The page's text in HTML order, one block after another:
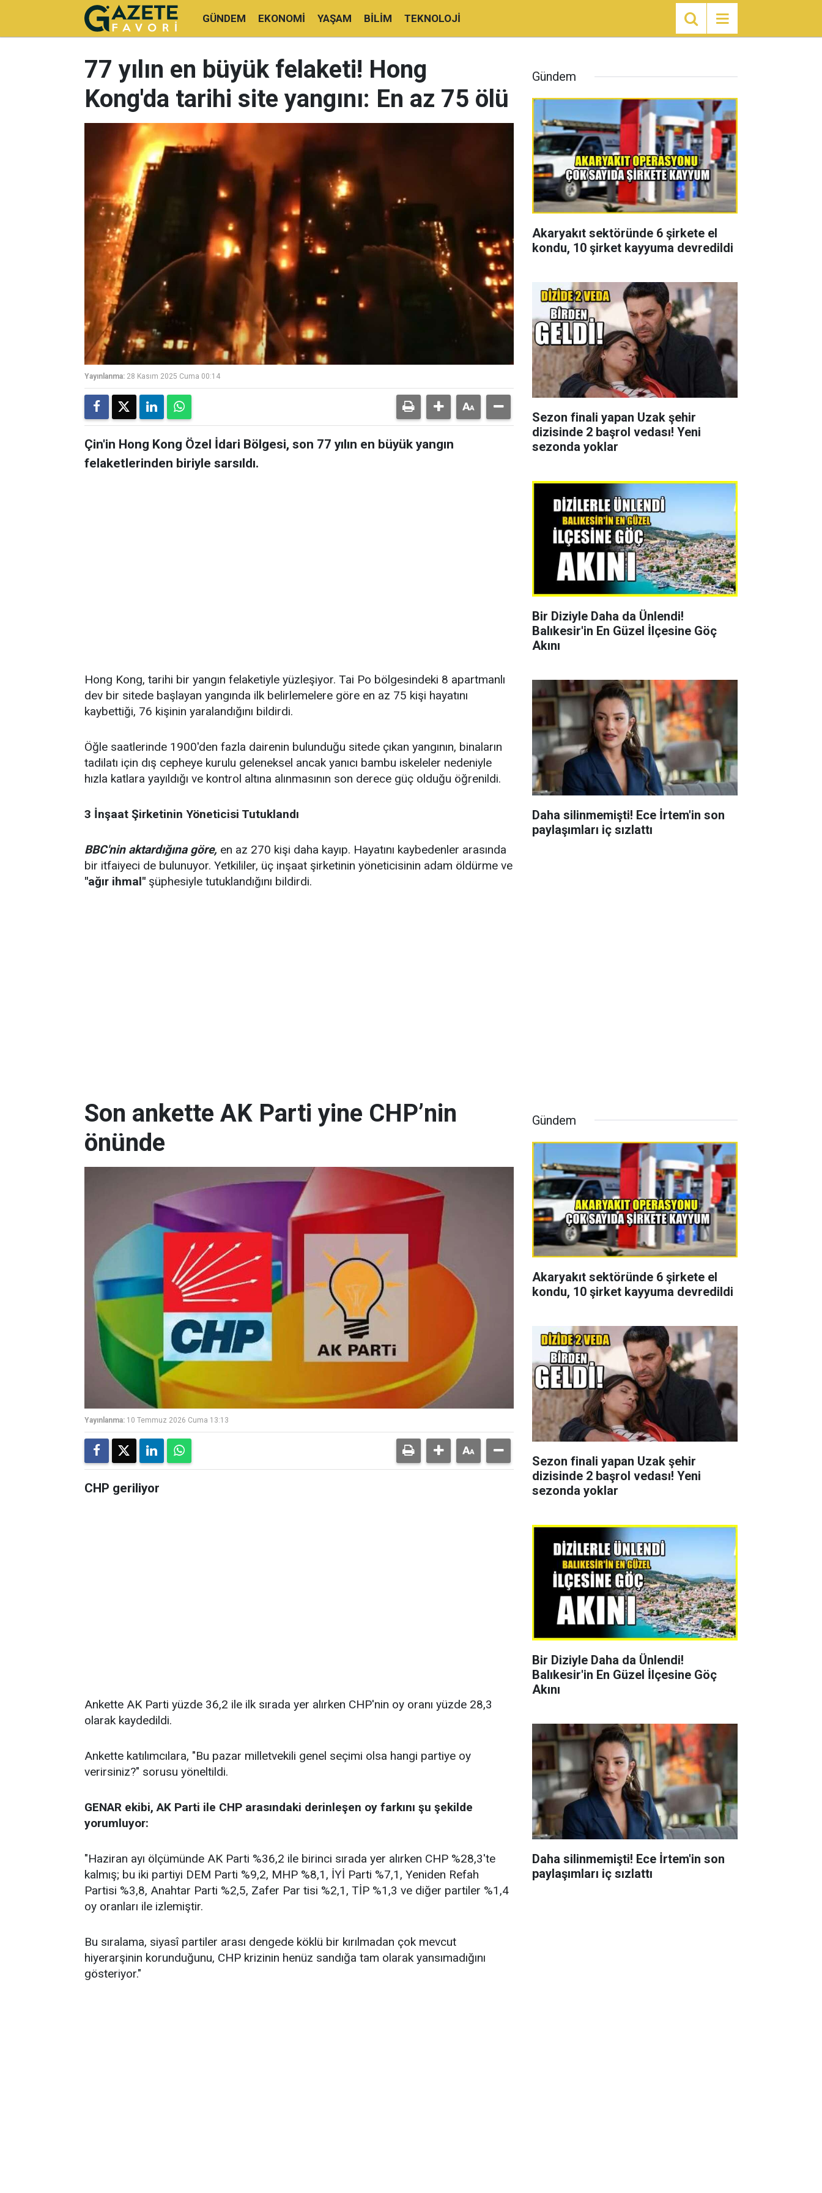
GÜNDEM EKONOMI YAŞAM BILIM TEKNOLOJI
77 yılın en büyük felaketi! Hong
Kong'da tarihi site yangını: En az 75 ölü
Yayınlanma: 28 Kasım 2025 Cuma 00:14
Çin'in Hong Kong Özel İdari Bölgesi, son 77 yılın en büyük yangın
felaketlerinden biriyle sarsıldı.
Hong Kong, tarihi bir yangın felaketiyle yüzleşiyor. Tai Po bölgesindeki 8 apartmanlı
dev bir sitede başlayan yangında ilk belirlemelere göre en az 75 kişi hayatını
kaybettiği, 76 kişinin yaralandığını bildirdi.
Öğle saatlerinde 1900'den fazla dairenin bulunduğu sitede çıkan yangının, binaların
tadilatı için dış cepheye kurulu geleneksel ancak yanıcı bambu iskeleler nedeniyle
hızla katlara yayıldığı ve kontrol altına alınmasının son derece güç olduğu öğrenildi.
3 İnşaat Şirketinin Yöneticisi Tutuklandı
BBC'nin aktardığına göre, en az 270 kişi daha kayıp. Hayatını kaybedenler arasında
bir itfaiyeci de bulunuyor. Yetkililer, üç inşaat şirketinin yöneticisinin adam öldürme ve
"ağır ihmal" şüphesiyle tutuklandığını bildirdi.
Gündem
Akaryakıt sektöründe 6 şirkete el
kondu, 10 şirket kayyuma devredildi
Sezon finali yapan Uzak şehir
dizisinde 2 başrol vedası! Yeni
sezonda yoklar
Bir Diziyle Daha da Ünlendi!
Balıkesir'in En Güzel İlçesine Göç
Akını
Daha silinmemişti! Ece İrtem'in son
paylaşımları iç sızlattı
Son ankette AK Parti yine CHP’nin
önünde
Yayınlanma: 10 Temmuz 2026 Cuma 13:13
CHP geriliyor
Ankette AK Parti yüzde 36,2 ile ilk sırada yer alırken CHP'nin oy oranı yüzde 28,3
olarak kaydedildi.
Ankette katılımcılara, "Bu pazar milletvekili genel seçimi olsa hangi partiye oy
verirsiniz?" sorusu yöneltildi.
GENAR ekibi, AK Parti ile CHP arasındaki derinleşen oy farkını şu şekilde
yorumluyor:
"Haziran ayı ölçümünde AK Parti %36,2 ile birinci sırada yer alırken CHP %28,3'te
kalmış; bu iki partiyi DEM Parti %9,2, MHP %8,1, İYİ Parti %7,1, Yeniden Refah
Partisi %3,8, Anahtar Parti %2,5, Zafer Par tisi %2,1, TİP %1,3 ve diğer partiler %1,4
oy oranları ile izlemiştir.
Bu sıralama, siyasî partiler arası dengede köklü bir kırılmadan çok mevcut
hiyerarşinin korunduğunu, CHP krizinin henüz sandığa tam olarak yansımadığını
gösteriyor."
Gündem
Akaryakıt sektöründe 6 şirkete el
kondu, 10 şirket kayyuma devredildi
Sezon finali yapan Uzak şehir
dizisinde 2 başrol vedası! Yeni
sezonda yoklar
Bir Diziyle Daha da Ünlendi!
Balıkesir'in En Güzel İlçesine Göç
Akını
Daha silinmemişti! Ece İrtem'in son
paylaşımları iç sızlattı